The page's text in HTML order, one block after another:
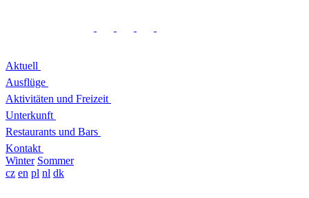
Aktuell
Ausflüge
Aktivitäten und Freizeit
Unterkunft
Restaurants und Bars
Kontakt
Winter Sommer
cz en pl nl dk